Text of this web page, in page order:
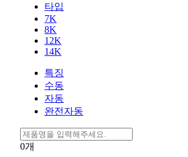
타입
7K
8K
12K
14K
특징
수동
자동
완전자동
0개